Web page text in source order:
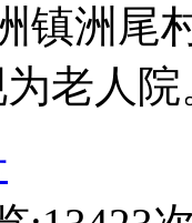
镇洲尾
老人院